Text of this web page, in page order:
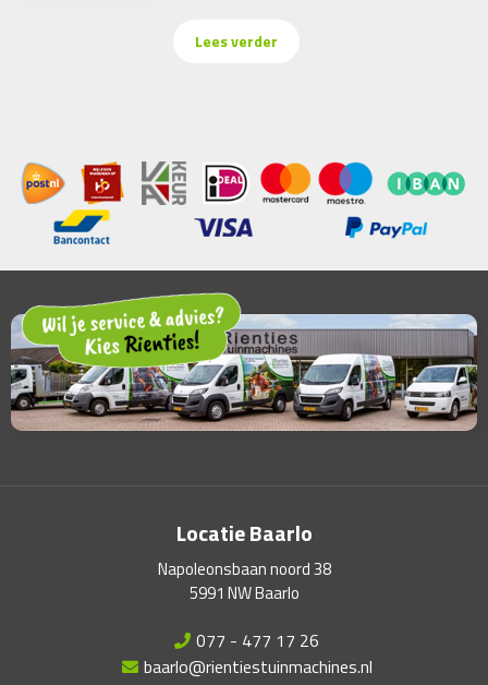
Lees verder
Locatie Baarlo
Napoleonsbaan noord 38
5991 NW Baarlo
077 - 477 17 26
baarlo@rientiestuinmachines.nl